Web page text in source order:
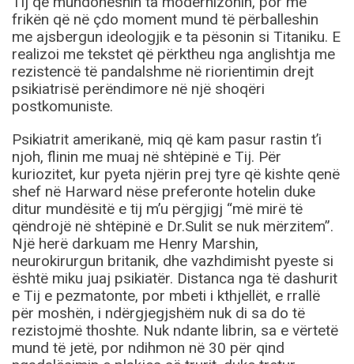
frikën që në çdo moment mund të përballeshin
me ajsbergun ideologjik e ta pësonin si Titaniku. E
realizoi me tekstet që përktheu nga anglishtja me
rezistencë të pandalshme në riorientimin drejt
psikiatrisë perëndimore në një shoqëri
postkomuniste.
Psikiatrit amerikanë, miq që kam pasur rastin t’i
njoh, flinin me muaj në shtëpinë e Tij. Për
kuriozitet, kur pyeta njërin prej tyre që kishte qenë
shef në Harward nëse preferonte hotelin duke
ditur mundësitë e tij m’u përgjigj “më mirë të
qëndrojë në shtëpinë e Dr.Sulit se nuk mërzitem”.
Një herë darkuam me Henry Marshin,
neurokirurgun britanik, dhe vazhdimisht pyeste si
është miku juaj psikiatër. Distanca nga të dashurit
e Tij e pezmatonte, por mbeti i kthjellët, e rrallë
për moshën, i ndërgjegjshëm nuk di sa do të
rezistojmë thoshte. Nuk ndante librin, sa e vërtetë
mund të jetë, por ndihmon në 30 për qind